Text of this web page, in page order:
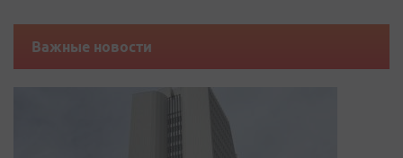
Важные новости